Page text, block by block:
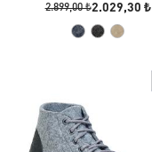
2.899,00 ₺2.029,30 ₺